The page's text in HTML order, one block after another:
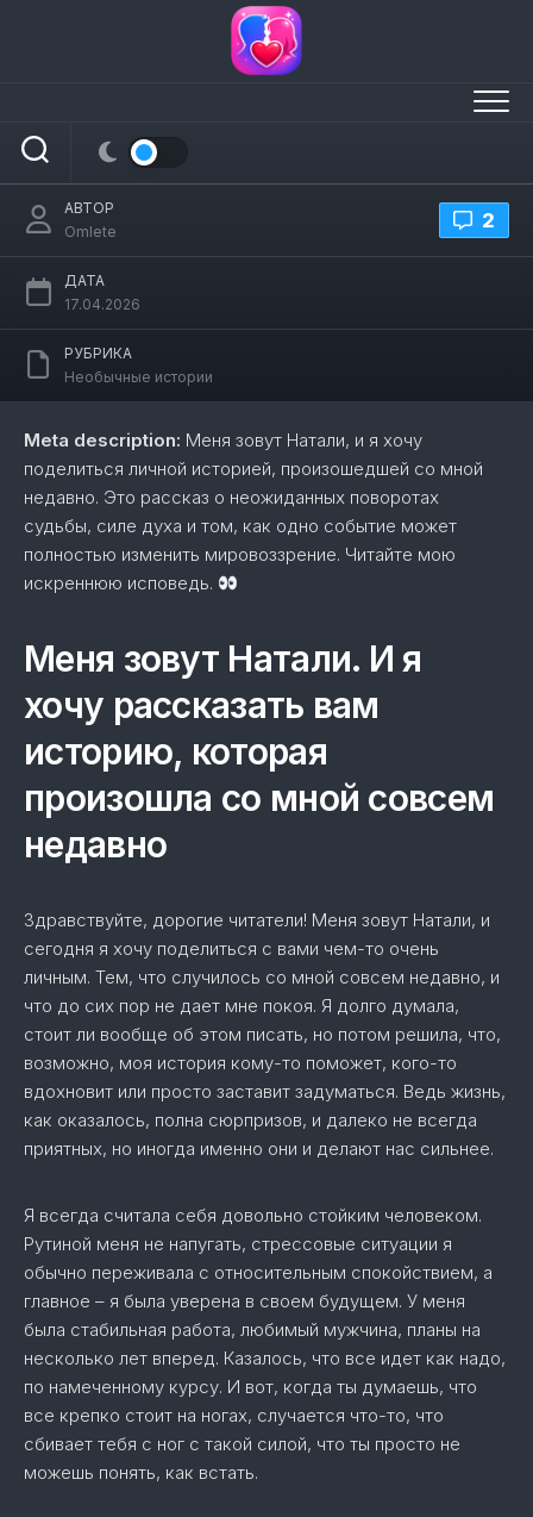
Меня зовут натали. и я хочу рассказать
мной совсем недавно
2
АВТОР
Omlete
ДАТА
17.04.2026
РУБРИКА
Необычные истории
Meta description: Меня зовут Натали, и я хочу
поделиться личной историей, произошедшей со мной
недавно. Это рассказ о неожиданных поворотах
судьбы, силе духа и том, как одно событие может
полностью изменить мировоззрение. Читайте мою
искреннюю исповедь.
Меня зовут Натали. И я
хочу рассказать вам
историю, которая
произошла со мной совсем
недавно
Здравствуйте, дорогие читатели! Меня зовут Натали, и
сегодня я хочу поделиться с вами чем-то очень
личным. Тем, что случилось со мной совсем недавно, и
что до сих пор не дает мне покоя. Я долго думала,
стоит ли вообще об этом писать, но потом решила, что,
возможно, моя история кому-то поможет, кого-то
вдохновит или просто заставит задуматься. Ведь жизнь,
как оказалось, полна сюрпризов, и далеко не всегда
приятных, но иногда именно они и делают нас сильнее.
Я всегда считала себя довольно стойким человеком.
Рутиной меня не напугать, стрессовые ситуации я
обычно переживала с относительным спокойствием, а
главное – я была уверена в своем будущем. У меня
была стабильная работа, любимый мужчина, планы на
несколько лет вперед. Казалось, что все идет как надо,
по намеченному курсу. И вот, когда ты думаешь, что
все крепко стоит на ногах, случается что-то, что
сбивает тебя с ног с такой силой, что ты просто не
можешь понять, как встать.